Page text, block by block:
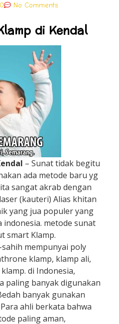
No Comments
di Kendal
– Sunat tidak begitu
ada metode baru yg
sangat akrab dengan
(kauteri) Alias khitan
yang jua populer yang
metode sunat
smart Klamp.
mempunyai poly
klamp, klamp ali,
di Indonesia,
paling banyak digunakan
banyak gunakan
ahli berkata bahwa
paling aman,